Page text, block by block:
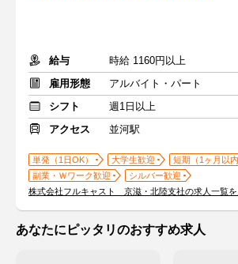
給与
時給 1160円以上
雇用形態
アルバイト・パート
シフト
週1日以上
アクセス
並河駅
単発（1日OK） 大学生歓迎
短期（1ヶ月以内
副業・Ｗワーク歓迎
シルバー歓迎
株式会社フルキャスト 京滋・北陸支社の求人一覧を
あなたにピッタリのおすすめ求人